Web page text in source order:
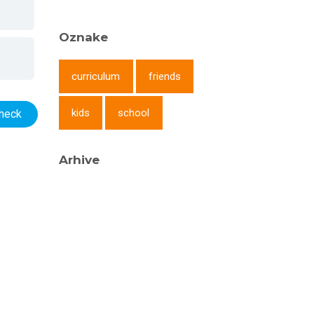
Oznake
curriculum friends
kids school
Arhive